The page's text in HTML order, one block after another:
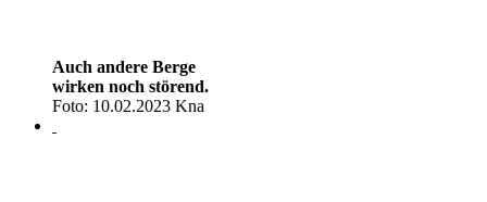
Auch andere Berge
wirken noch störend.
Foto: 10.02.2023 Kna